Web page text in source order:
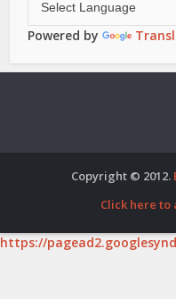
Powered by
Copyright © 2012.
Click here
https://